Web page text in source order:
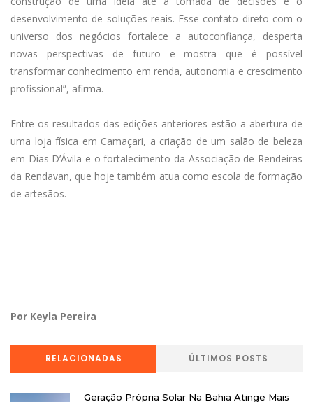
desenvolvimento de soluções reais. Esse contato direto com o
universo dos negócios fortalece a autoconfiança, desperta
novas perspectivas de futuro e mostra que é possível
transformar conhecimento em renda, autonomia e crescimento
profissional”, afirma.
Entre os resultados das edições anteriores estão a abertura de
uma loja física em Camaçari, a criação de um salão de beleza
em Dias D’Ávila e o fortalecimento da Associação de Rendeiras
da Rendavan, que hoje também atua como escola de formação
de artesãos.
Por Keyla Pereira
RELACIONADAS ÚLTIMOS POSTS
Geração Própria Solar Na Bahia Atinge Mais